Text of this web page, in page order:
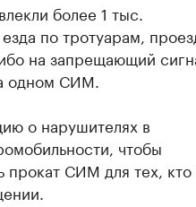
более 1 тыс.
по тротуарам,
на запрещающий
одном СИМ.
о нарушителях в
чтобы
прокат СИМ для тех, кто